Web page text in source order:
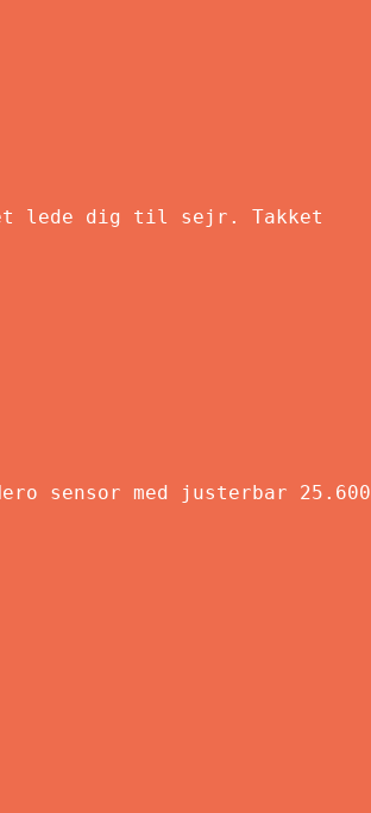
lede dig til sejr. Takket
sensor med justerbar 25.600